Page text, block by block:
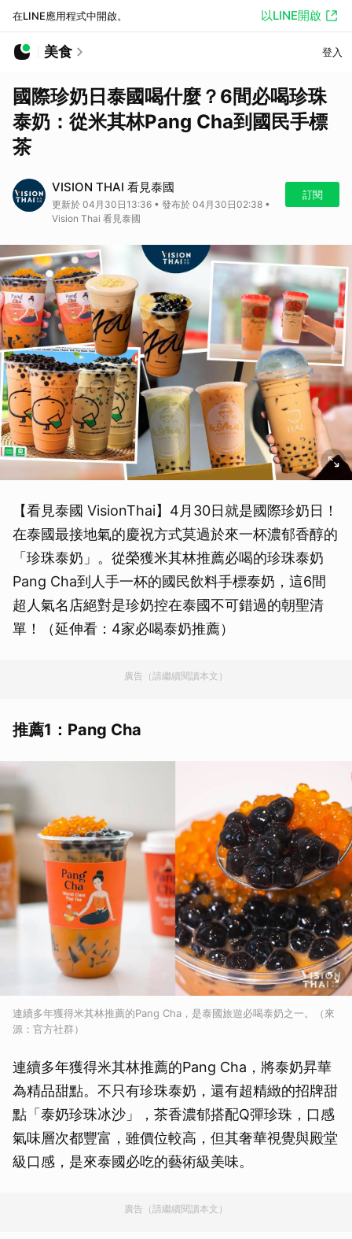
在LINE應用程式中開啟。 以LINE開啟
美食 登入
國際珍奶日泰國喝什麼？6間必喝珍珠
泰奶：從米其林Pang Cha到國民手標
茶
VISION THAI 看見泰國
更新於 04月30日13:36 • 發布於 04月30日02:38 •
Vision Thai 看見泰國
訂閱
【看見泰國 VisionThai】4月30日就是國際珍奶日！
在泰國最接地氣的慶祝方式莫過於來一杯濃郁香醇的
「珍珠泰奶」。從榮獲米其林推薦必喝的珍珠泰奶
Pang Cha到人手一杯的國民飲料手標泰奶，這6間
超人氣名店絕對是珍奶控在泰國不可錯過的朝聖清
單！（延伸看：4家必喝泰奶推薦）
廣告（請繼續閱讀本文）
推薦1：Pang Cha
連續多年獲得米其林推薦的Pang Cha，是泰國旅遊必喝泰奶之一。（來
源：官方社群）
連續多年獲得米其林推薦的Pang Cha，將泰奶昇華
為精品甜點。不只有珍珠泰奶，還有超精緻的招牌甜
點「泰奶珍珠冰沙」，茶香濃郁搭配Q彈珍珠，口感
氣味層次都豐富，雖價位較高，但其奢華視覺與殿堂
級口感，是來泰國必吃的藝術級美味。
廣告（請繼續閱讀本文）